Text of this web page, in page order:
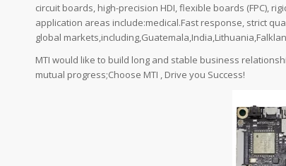
circuit boards, high-precision HDI, flexible boards (FPC),
application areas include:medical.Fast response, strict
global
MTI would like to build long and stable business
mutual progress;Choose MTI , Drive you Success!